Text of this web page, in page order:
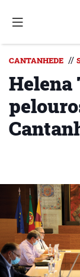
CANTANHEDE //
Helena